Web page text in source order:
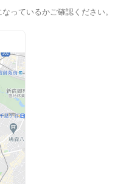
っているかご確認ください。